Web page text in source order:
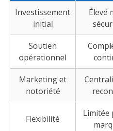
Investissement
initial
Élevé
Soutien
opérationnel
Marketing et
notoriété
Flexibilité
Limitée